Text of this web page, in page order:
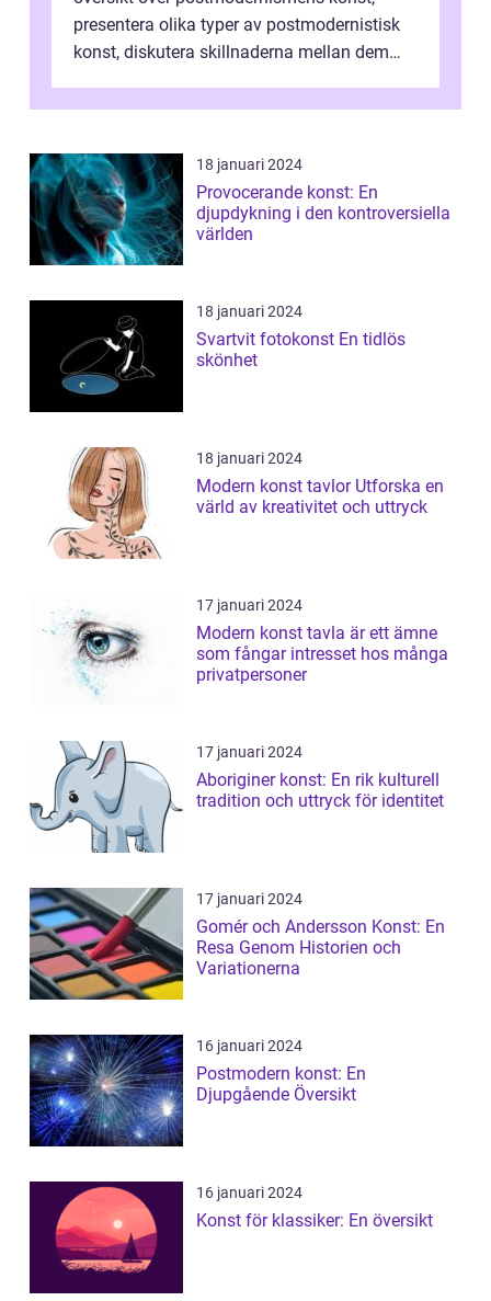
presentera olika typer av postmodernistisk
konst, diskutera skillnaderna mellan dem
18 januari 2024
Provocerande konst: En
djupdykning i den kontroversiella
världen
18 januari 2024
Svartvit fotokonst En tidlös
skönhet
18 januari 2024
Modern konst tavlor Utforska en
värld av kreativitet och uttryck
17 januari 2024
Modern konst tavla är ett ämne
som fångar intresset hos många
privatpersoner
17 januari 2024
Aboriginer konst: En rik kulturell
tradition och uttryck för identitet
17 januari 2024
Gomér och Andersson Konst: En
Resa Genom Historien och
Variationerna
16 januari 2024
Postmodern konst: En
Djupgående Översikt
16 januari 2024
Konst för klassiker: En översikt